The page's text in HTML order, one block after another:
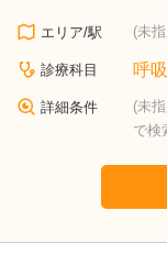
エリア/駅 (未
診療科目 呼
詳細条件
(未
で検